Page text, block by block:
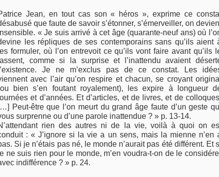
Jean, en tout cas son « héros », exprime ce
que faute de savoir s’étonner, s’émerveiller, on
« Je suis arrivé à cet âge (quarante-neuf ans) où
les répliques de ses contemporains sans qu’ils aient
formuler, où l’on entrevoit ce qu’ils vont faire avant qu’ils
comme si la surprise et l’inattendu avaient
Je ne m’exclus pas de ce constat. Les
avec l’air qu’on respire et chacun, se croyant
bien s’en foutant royalement), les expire à longueur
et d’années. Et d’articles, et de livres, et de
Peut-être que l’on meurt du grand âge faute d’un geste
surprenne ou d’une parole inattendue ? » p. 13-14.
rien des autres ni de la vie, voilà à quoi on
: « J’ignore si la vie a un sens, mais la mienne n’en
Si je n’étais pas né, le monde n’aurait pas été différent. Et
ne suis rien pour le monde, m’en voudra-t-on de le
indifférence ? » p. 24.